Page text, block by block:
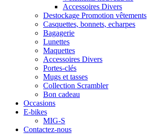
Accessoires Divers
Destockage Promotion vêtements
Casquettes, bonnets, echarpes
Bagagerie
Lunettes
Maquettes
Accessoires Divers
Portes-clés
Mugs et tasses
Collection Scrambler
Bon cadeau
Occasions
E-bikes
MIG-S
Contactez-nous